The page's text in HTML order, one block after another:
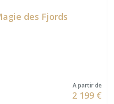
des Fjords
A partir de
2 199 €